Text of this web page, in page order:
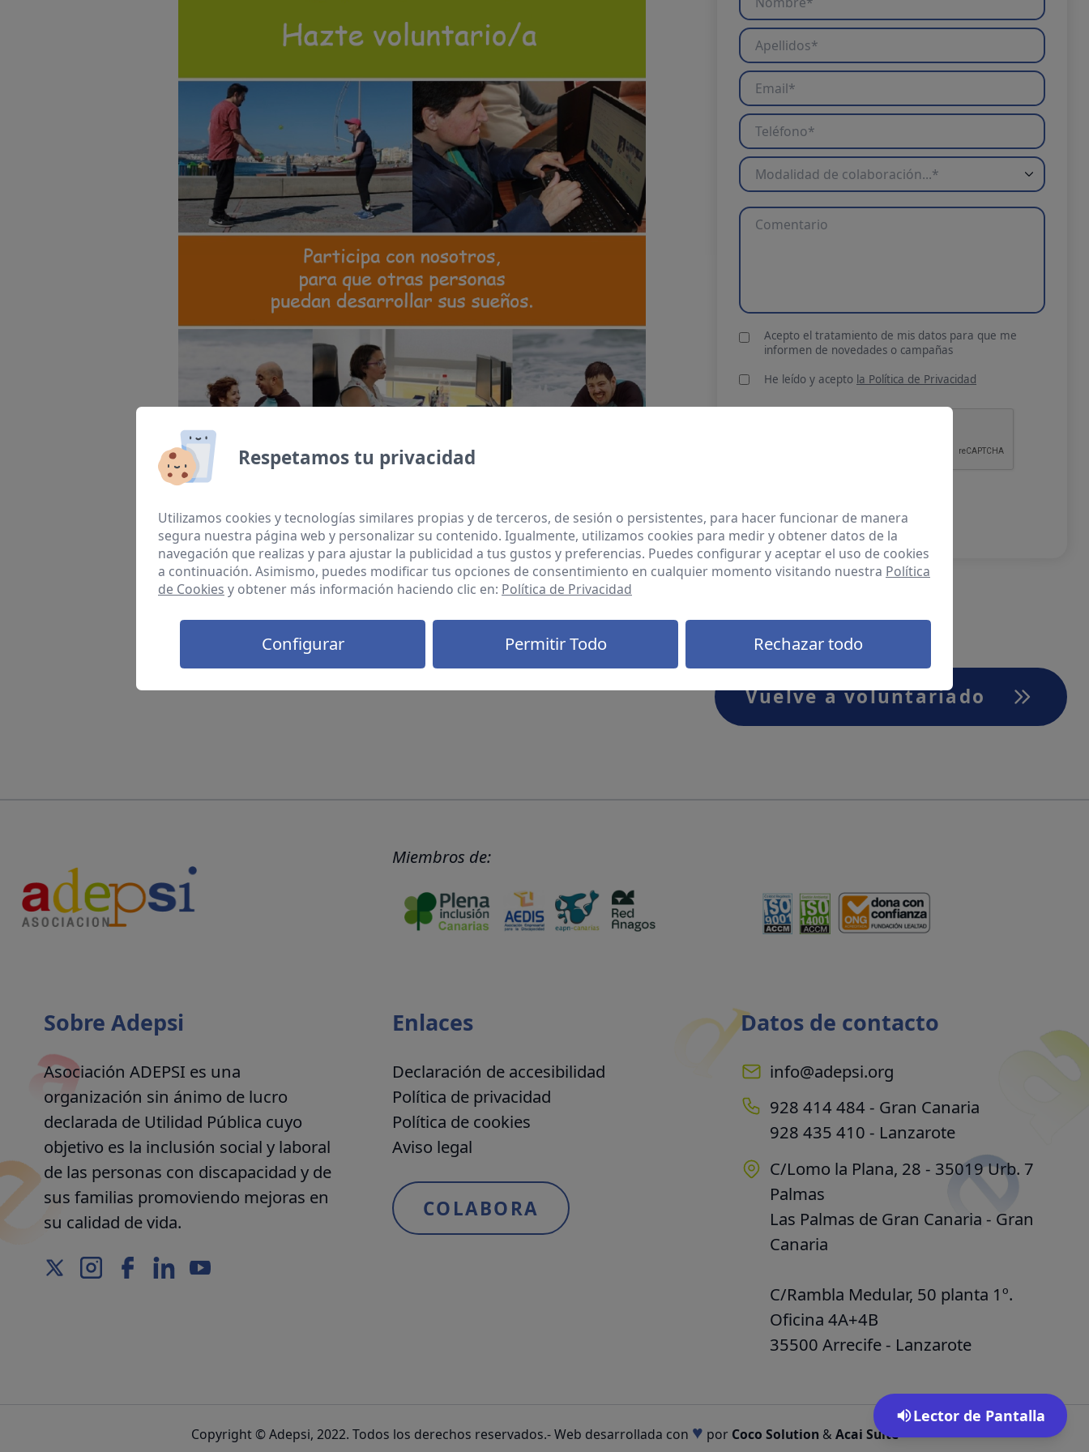
Convenios y encomiendas de gestión
Ayudas y subvenciones
Acepto el tratamiento de mis datos para que me
informen de novedades o campañas
He leído y acepto la Política de Privacidad
ENVIAR
Vuelve a voluntariado
Miembros de:
Sobre Adepsi
Asociación ADEPSI es una
organización sin ánimo de lucro
declarada de Utilidad Pública cuyo
objetivo es la inclusión social y laboral
de las personas con discapacidad y de
sus familias promoviendo mejoras en
su calidad de vida.
Enlaces
Declaración de accesibilidad
Política de privacidad
Política de cookies
Aviso legal
COLABORA
Datos de contacto
info@adepsi.org
928 414 484 - Gran Canaria
928 435 410 - Lanzarote
C/Lomo la Plana, 28 - 35019 Urb. 7
Palmas
Las Palmas de Gran Canaria - Gran
Canaria
C/Rambla Medular, 50 planta 1º.
Oficina 4A+4B
35500 Arrecife - Lanzarote
Copyright © Adepsi, 2022. Todos los derechos reservados.-Web desarrollada con ♥ por Coco Solution & Acai Suite
Lector de Pantalla
Respetamos tu privacidad
Utilizamos cookies y tecnologías similares propias y de terceros, de sesión o persistentes, para hacer funcionar de manera
segura nuestra página web y personalizar su contenido. Igualmente, utilizamos cookies para medir y obtener datos de la
navegación que realizas y para ajustar la publicidad a tus gustos y preferencias. Puedes configurar y aceptar el uso de cookies
a continuación. Asimismo, puedes modificar tus opciones de consentimiento en cualquier momento visitando nuestra Política
de Cookies y obtener más información haciendo clic en: Política de Privacidad
Configurar Permitir Todo Rechazar todo